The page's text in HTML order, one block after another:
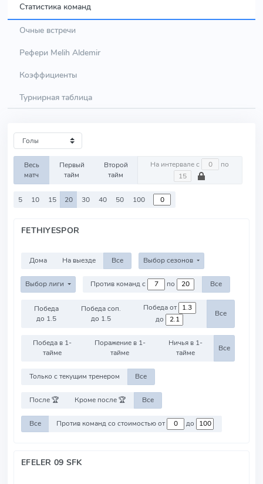
Статистика команд
Очные встречи
Рефери Melih Aldemir
Коэффициенты
Турнирная таблица
Весь
матч
Первый
тайм
Второй
тайм
На интервале с по
5 10 15 20 30 40 50 100
FETHIYESPOR
Дома На выезде Все Выбор сезонов
Выбор лиги Против команд с по Все
Победа
до 1.5
Победа соп.
до 1.5
Победа от
до
Все
Победа в 1-
тайме
Поражение в 1-
тайме
Ничья в 1-
тайме
Все
Только с текущим тренером Все
После 🏆 Кроме после 🏆 Все
Все Против команд со стоимостью от до
EFELER 09 SFK